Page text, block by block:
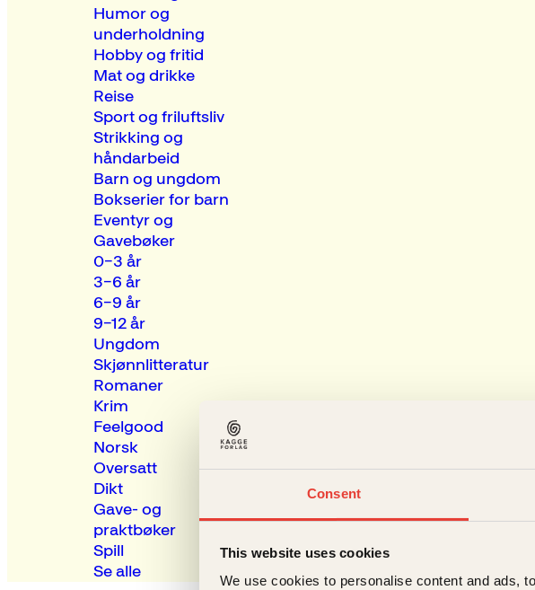
Consent
This website uses cookies
We use cookies to personalise content and ads,
Humor og
underholdning
Hobby og fritid
Mat og drikke
Reise
Sport og friluftsliv
Strikking og
håndarbeid
Barn og ungdom
Bokserier for barn
Eventyr og
Gavebøker
0–3 år
3–6 år
6–9 år
9–12 år
Ungdom
Skjønnlitteratur
Romaner
Krim
Feelgood
Norsk
Oversatt
Dikt
Gave- og
praktbøker
Spill
Se alle